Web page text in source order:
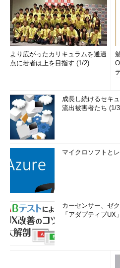
より広がったカリキュラムを通過
点に若者は上を目指す (1/2)
成長し続けるセキ
流出被害者たち (1/
マイクロソフトと
カーセンサー、ゼ
「アダプティブUX